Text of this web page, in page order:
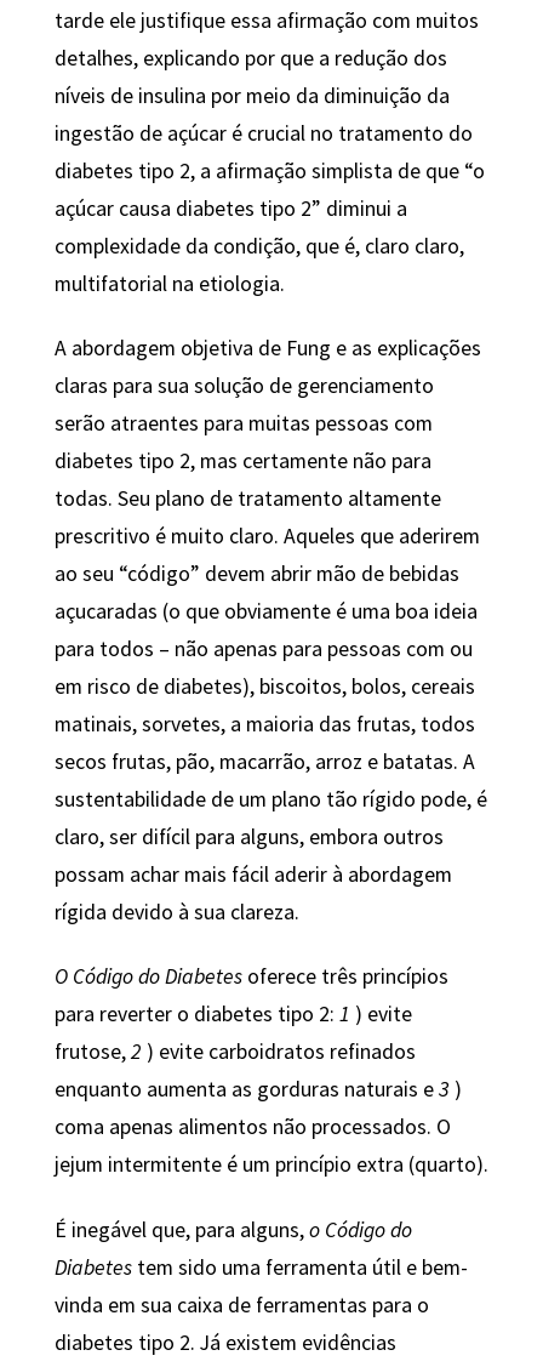
tarde ele justifique essa afirmação com muitos
detalhes, explicando por que a redução dos
níveis de insulina por meio da diminuição da
ingestão de açúcar é crucial no tratamento do
diabetes tipo 2, a afirmação simplista de que “o
açúcar causa diabetes tipo 2” diminui a
complexidade da condição, que é, claro claro,
multifatorial na etiologia.
A abordagem objetiva de Fung e as explicações
claras para sua solução de gerenciamento
serão atraentes para muitas pessoas com
diabetes tipo 2, mas certamente não para
todas. Seu plano de tratamento altamente
prescritivo é muito claro. Aqueles que aderirem
ao seu “código” devem abrir mão de bebidas
açucaradas (o que obviamente é uma boa ideia
para todos – não apenas para pessoas com ou
em risco de diabetes), biscoitos, bolos, cereais
matinais, sorvetes, a maioria das frutas, todos
secos frutas, pão, macarrão, arroz e batatas. A
sustentabilidade de um plano tão rígido pode, é
claro, ser difícil para alguns, embora outros
possam achar mais fácil aderir à abordagem
rígida devido à sua clareza.
O Código do Diabetesoferece três princípios
para reverter o diabetes tipo 2: 1 ) evite
frutose,2 ) evite carboidratos refinados
enquanto aumenta as gorduras naturais e3 )
coma apenas alimentos não processados. O
jejum intermitente é um princípio extra (quarto).
É inegável que, para alguns,o Código do
Diabetestem sido uma ferramenta útil e bem-
vinda em sua caixa de ferramentas para o
diabetes tipo 2. Já existem evidências